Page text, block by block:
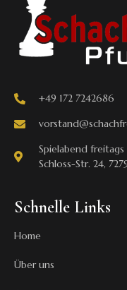
+49 172 7242686
Spielabend freitags
Schloss-Str. 24,
Schnelle Links
Home
Über uns